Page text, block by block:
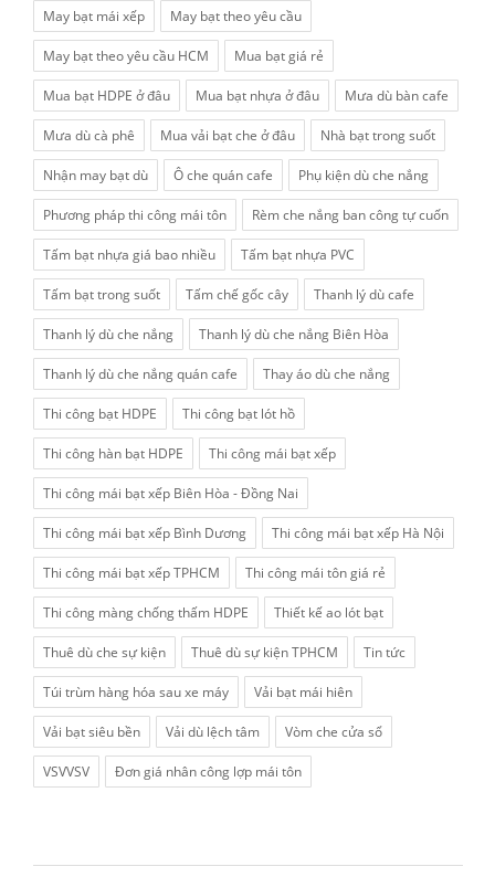
May bạt mái xếp May bạt theo yêu cầu
May bạt theo yêu cầu HCM Mua bạt giá rẻ
Mua bạt HDPE ở đâu Mua bạt nhựa ở đâu Mưa dù bàn cafe
Mưa dù cà phê Mua vải bạt che ở đâu Nhà bạt trong suốt
Nhận may bạt dù Ô che quán cafe Phụ kiện dù che nắng
Phương pháp thi công mái tôn Rèm che nắng ban công tự cuốn
Tấm bạt nhựa giá bao nhiều Tấm bạt nhựa PVC
Tấm bạt trong suốt Tấm chế gốc cây Thanh lý dù cafe
Thanh lý dù che nắng Thanh lý dù che nắng Biên Hòa
Thanh lý dù che nắng quán cafe Thay áo dù che nắng
Thi công bạt HDPE Thi công bạt lót hồ
Thi công hàn bạt HDPE Thi công mái bạt xếp
Thi công mái bạt xếp Biên Hòa - Đồng Nai
Thi công mái bạt xếp Bình Dương Thi công mái bạt xếp Hà Nội
Thi công mái bạt xếp TPHCM Thi công mái tôn giá rẻ
Thi công màng chống thấm HDPE Thiết kế ao lót bạt
Thuê dù che sự kiện Thuê dù sự kiện TPHCM Tin tức
Túi trùm hàng hóa sau xe máy Vải bạt mái hiên
Vải bạt siêu bền Vải dù lệch tâm Vòm che cửa sổ
VSVVSV Đơn giá nhân công lợp mái tôn